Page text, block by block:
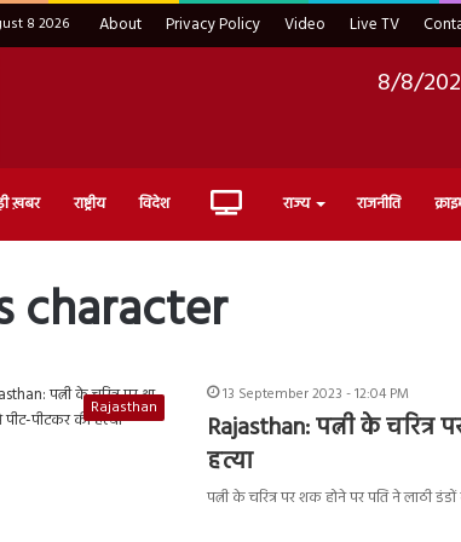
8 2026 About Privacy Policy Video Live TV
8/8/
ख़बर राष्ट्रीय विदेश Live राज्य राजनीति
character
Rajasthan
13 September 2023 - 12:04 PM
Rajasthan: पत्नी के
हत्या
पत्नी के चरित्र पर शक होने पर पति ने लाठी